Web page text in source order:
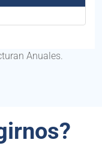
Anuales.